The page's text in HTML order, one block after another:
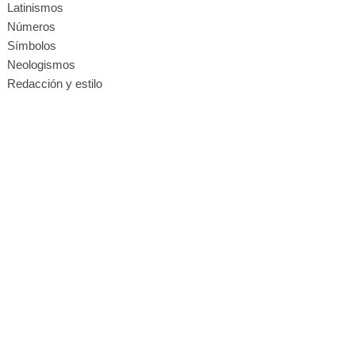
Latinismos
Números
Símbolos
Neologismos
Redacción y estilo